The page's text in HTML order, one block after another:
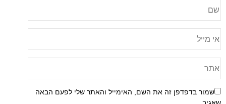
זה את השם, האימייל והאתר שלי לפעם הבאה